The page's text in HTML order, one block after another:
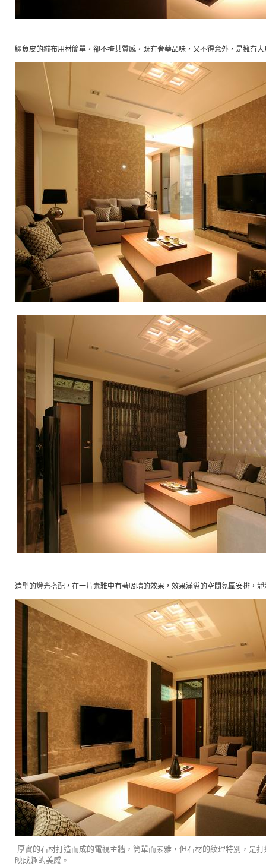
鱷魚皮的繃布用材簡單，卻不掩其質感，既有奢華品味，又不得意外，是擁有
造型的燈光搭配，在一片素雅中有著吸睛的效果，效果滿溢的空間氛圍安排，
厚實的石材打造而成的電視主牆，簡單而素雅，但石材的紋理特別，是
映成趣的美感。